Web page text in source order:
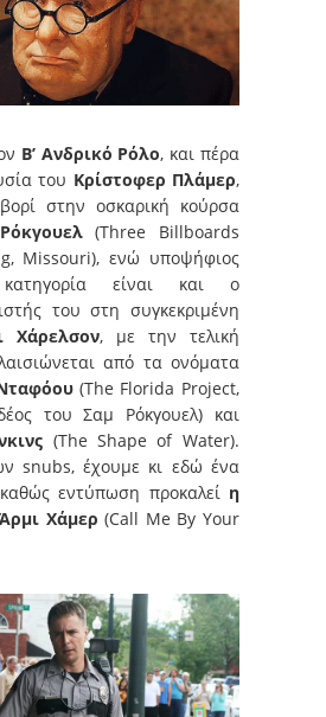
Β’ Ανδρικό Ρόλο, και πέρα
του Κρίστοφερ Πλάμερ,
στην οσκαρική κούρσα
(Three Billboards
Missouri), ενώ υποψήφιος
είναι και ο
του στη συγκεκριμένη
Χάρελσον, με την τελική
από τα ονόματα
(The Florida Project,
του Σαμ Ρόκγουελ) και
(The Shape of Water).
snubs, έχουμε κι εδώ ένα
εντύπωση προκαλεί η
Χάμερ (Call Me By Your